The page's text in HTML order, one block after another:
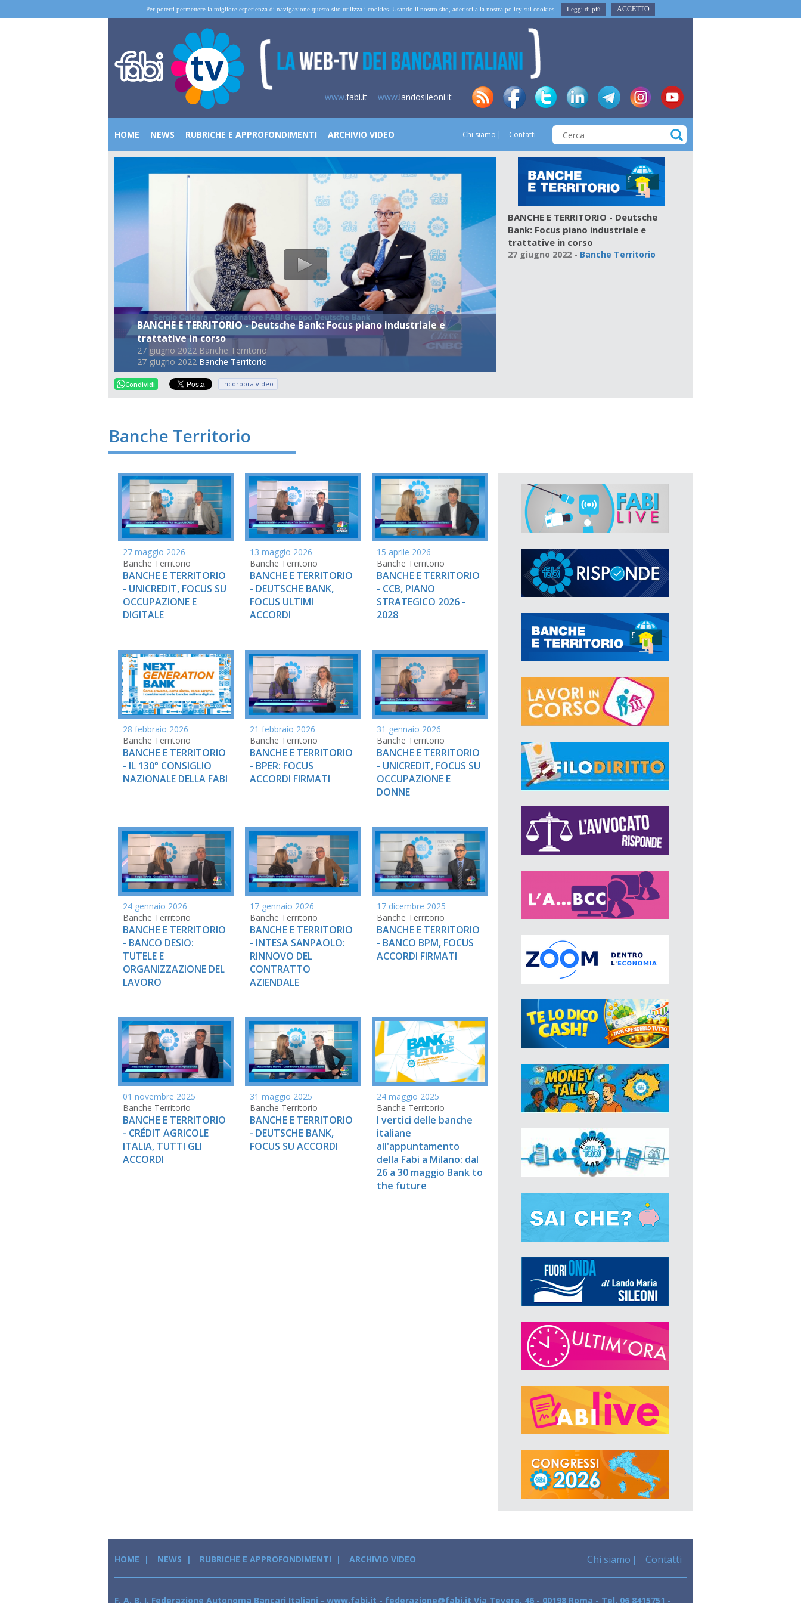
Per poterti permettere la migliore esperienza di navigazione questo sito utilizza i cookies. Usando il nostro sito, aderisci alla nostra policy sui cookies. Leggi di più ACCETTO
www.fabi.it www.landosileoni.it
HOME NEWS RUBRICHE E APPROFONDIMENTI ARCHIVIO VIDEO Chi siamo Contatti
BANCHE E TERRITORIO - Deutsche Bank: Focus piano industriale e
trattative in corso
27 giugno 2022 Banche Territorio
27 giugno 2022 Banche Territorio
BANCHE E TERRITORIO - Deutsche
Bank: Focus piano industriale e
trattative in corso
27 giugno 2022 - Banche Territorio
Condividi Incorpora video
Banche Territorio
27 maggio 2026
Banche Territorio
BANCHE E TERRITORIO
- UNICREDIT, FOCUS SU
OCCUPAZIONE E
DIGITALE
13 maggio 2026
Banche Territorio
BANCHE E TERRITORIO
- DEUTSCHE BANK,
FOCUS ULTIMI
ACCORDI
15 aprile 2026
Banche Territorio
BANCHE E TERRITORIO
- CCB, PIANO
STRATEGICO 2026 -
2028
28 febbraio 2026
Banche Territorio
BANCHE E TERRITORIO
- IL 130° CONSIGLIO
NAZIONALE DELLA FABI
21 febbraio 2026
Banche Territorio
BANCHE E TERRITORIO
- BPER: FOCUS
ACCORDI FIRMATI
31 gennaio 2026
Banche Territorio
BANCHE E TERRITORIO
- UNICREDIT, FOCUS SU
OCCUPAZIONE E
DONNE
24 gennaio 2026
Banche Territorio
BANCHE E TERRITORIO
- BANCO DESIO:
TUTELE E
ORGANIZZAZIONE DEL
LAVORO
17 gennaio 2026
Banche Territorio
BANCHE E TERRITORIO
- INTESA SANPAOLO:
RINNOVO DEL
CONTRATTO
AZIENDALE
17 dicembre 2025
Banche Territorio
BANCHE E TERRITORIO
- BANCO BPM, FOCUS
ACCORDI FIRMATI
01 novembre 2025
Banche Territorio
BANCHE E TERRITORIO
- CRÉDIT AGRICOLE
ITALIA, TUTTI GLI
ACCORDI
31 maggio 2025
Banche Territorio
BANCHE E TERRITORIO
- DEUTSCHE BANK,
FOCUS SU ACCORDI
24 maggio 2025
Banche Territorio
I vertici delle banche
italiane
all'appuntamento
della Fabi a Milano: dal
26 a 30 maggio Bank to
the future
HOME NEWS RUBRICHE E APPROFONDIMENTI ARCHIVIO VIDEO Chi siamo Contatti
F. A. B. I. Federazione Autonoma Bancari Italiani - www.fabi.it - federazione@fabi.it Via Tevere, 46 - 00198 Roma - Tel. 06 8415751 -